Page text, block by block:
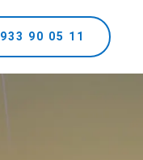
933 90 05 11